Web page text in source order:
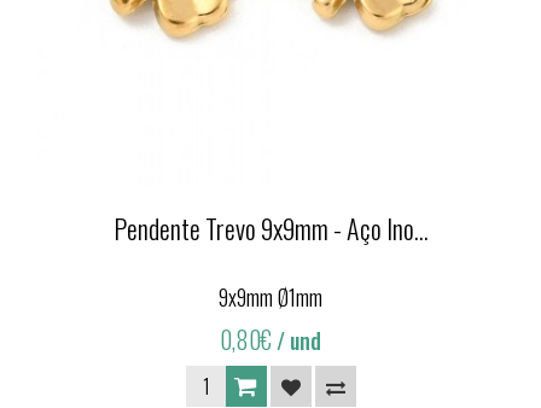
Pendente Trevo 9x9mm - Aço Ino...
9x9mm Ø1mm
0,80€/ und